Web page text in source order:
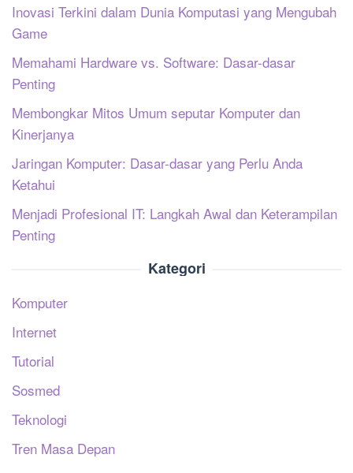
Inovasi Terkini dalam Dunia Komputasi yang Mengubah
Game
Memahami Hardware vs. Software: Dasar-dasar
Penting
Membongkar Mitos Umum seputar Komputer dan
Kinerjanya
Jaringan Komputer: Dasar-dasar yang Perlu Anda
Ketahui
Menjadi Profesional IT: Langkah Awal dan Keterampilan
Penting
Kategori
Komputer
Internet
Tutorial
Sosmed
Teknologi
Tren Masa Depan